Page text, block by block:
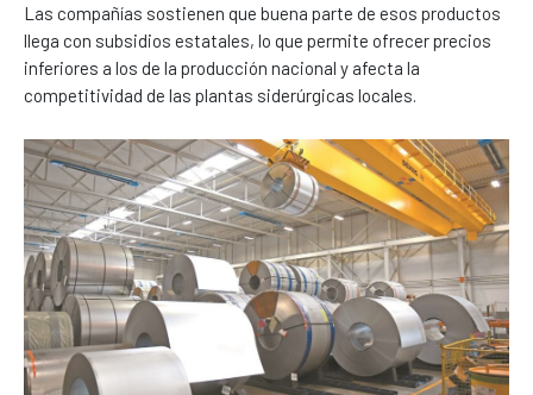
Las compañías sostienen que buena parte de esos productos
llega con subsidios estatales, lo que permite ofrecer precios
inferiores a los de la producción nacional y afecta la
competitividad de las plantas siderúrgicas locales.